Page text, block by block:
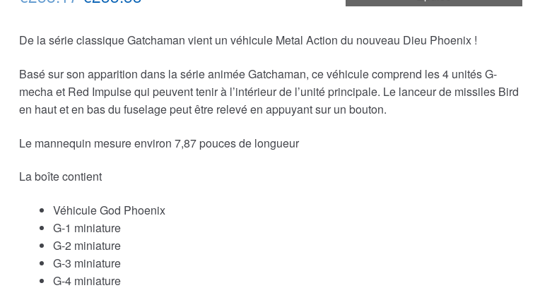
initial
était :
€258.17.
actuel
est :
€233.53.
De la série classique Gatchaman vient un véhicule Metal Action du nouveau Dieu Phoenix !
Basé sur son apparition dans la série animée Gatchaman, ce véhicule comprend les 4 unités G-
mecha et Red Impulse qui peuvent tenir à l’intérieur de l’unité principale. Le lanceur de missiles Bird
en haut et en bas du fuselage peut être relevé en appuyant sur un bouton.
Le mannequin mesure environ 7,87 pouces de longueur
La boîte contient
Véhicule God Phoenix
G-1 miniature
G-2 miniature
G-3 miniature
G-4 miniature